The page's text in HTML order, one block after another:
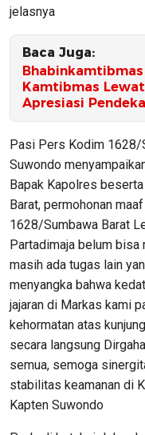
jelasnya
Baca Juga:
Kamtibmas
Apresiasi
Pasi Pers Kodim 1628/
Suwondo
Bapak Kapolres
Barat, permohonan
1628/Sumbawa Barat
Partadimaja belum bisa
masih ada tugas lain
menyangka bahwa
jajaran di Markas kami
kehormatan atas
secara langsung
semua, semoga
stabilitas keamanan di
Kapten Suwondo